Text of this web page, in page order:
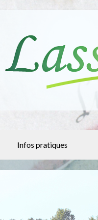
Infos pratiques